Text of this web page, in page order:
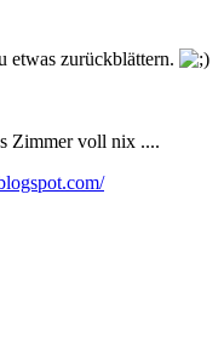
etwas zurückblättern.
Zimmer voll nix ....